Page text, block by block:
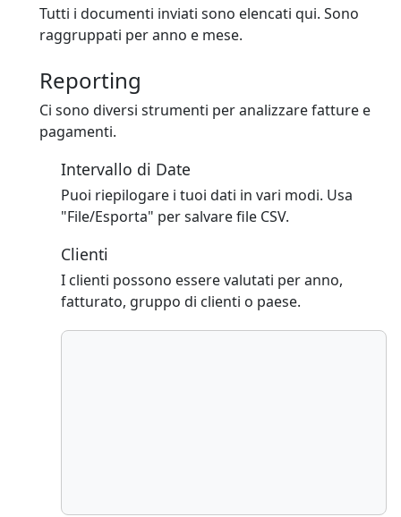
Tutti i documenti inviati sono elencati qui. Sono
raggruppati per anno e mese.
Reporting
Ci sono diversi strumenti per analizzare fatture e
pagamenti.
Intervallo di Date
Puoi riepilogare i tuoi dati in vari modi. Usa
"File/Esporta" per salvare file CSV.
Clienti
I clienti possono essere valutati per anno,
fatturato, gruppo di clienti o paese.